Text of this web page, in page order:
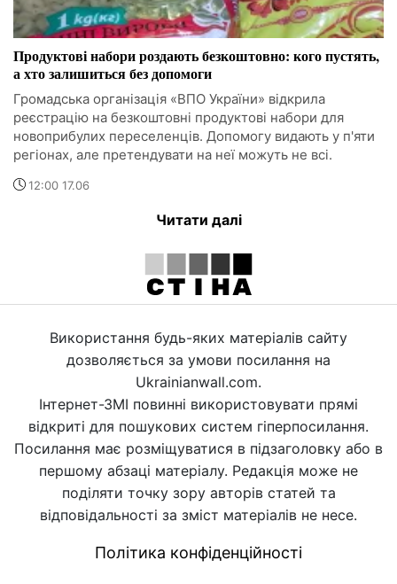
Продуктові набори роздають безкоштовно: кого пустять,
а хто залишиться без допомоги
Громадська організація «ВПО України» відкрила
реєстрацію на безкоштовні продуктові набори для
новоприбулих переселенців. Допомогу видають у п'яти
регіонах, але претендувати на неї можуть не всі.
12:00 17.06
Читати далі
Використання будь-яких матеріалів сайту
дозволяється за умови посилання на
Ukrainianwall.com.
Інтернет-ЗМІ повинні використовувати прямі
відкриті для пошукових систем гіперпосилання.
Посилання має розміщуватися в підзаголовку або в
першому абзаці матеріалу. Редакція може не
поділяти точку зору авторів статей та
відповідальності за зміст матеріалів не несе.
Політика конфіденційності